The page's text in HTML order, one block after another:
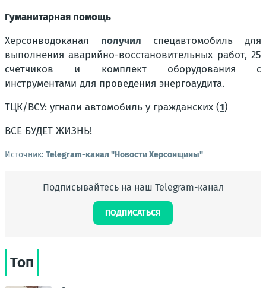
Гуманитарная помощь
Херсонводоканал получил спецавтомобиль для
выполнения аварийно-восстановительных работ, 25
счетчиков и комплект оборудования с
инструментами для проведения энергоаудита.
ТЦК/ВСУ: угнали автомобиль у гражданских (1)
ВСЕ БУДЕТ ЖИЗНЬ!
Источник: Telegram-канал "Новости Херсонщины"
Подписывайтесь на наш Telegram-канал
ПОДПИСАТЬСЯ
Топ